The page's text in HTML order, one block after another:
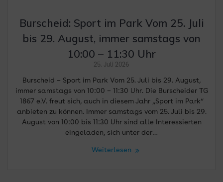
Burscheid: Sport im Park Vom 25. Juli
bis 29. August, immer samstags von
10:00 – 11:30 Uhr
25. Juli 2026
Burscheid – Sport im Park Vom 25. Juli bis 29. August,
immer samstags von 10:00 – 11:30 Uhr. Die Burscheider TG
1867 e.V. freut sich, auch in diesem Jahr „Sport im Park“
anbieten zu können. Immer samstags vom 25. Juli bis 29.
August von 10:00 bis 11:30 Uhr sind alle Interessierten
eingeladen, sich unter der…
Weiterlesen